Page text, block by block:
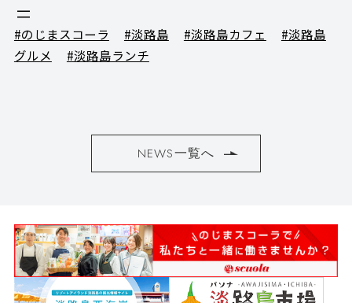
#のじまスコーラ #淡路島 #淡路島カフェ
#淡路島
グルメ
#淡路島ランチ
NEWS一覧へ